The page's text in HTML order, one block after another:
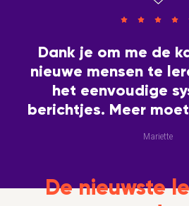
Dank je om me de
nieuwe mensen te
het eenvoudige
berichtjes. Meer
Mariette
De nieuwste